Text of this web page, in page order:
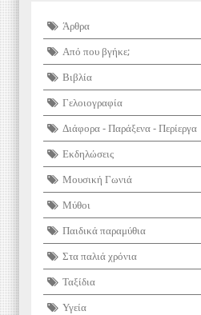
Άρθρα
Από που βγήκε;
Βιβλία
Γελοιογραφία
Διάφορα - Παράξενα - Περίεργα
Εκδηλώσεις
Μουσική Γωνιά
Μύθοι
Παιδικά παραμύθια
Στα παλιά χρόνια
Ταξίδια
Υγεία